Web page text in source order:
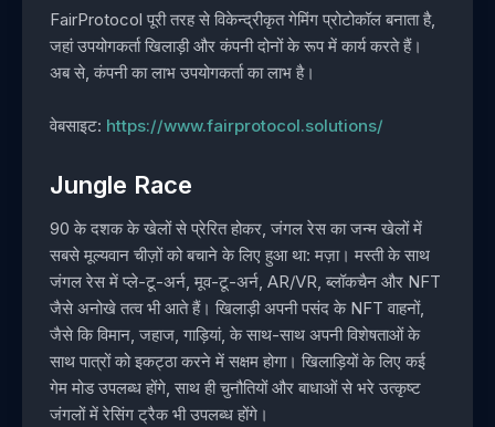
FairProtocol पूरी तरह से विकेन्द्रीकृत गेमिंग प्रोटोकॉल बनाता है,
जहां उपयोगकर्ता खिलाड़ी और कंपनी दोनों के रूप में कार्य करते हैं।
अब से, कंपनी का लाभ उपयोगकर्ता का लाभ है।
वेबसाइट: https://www.fairprotocol.solutions/
Jungle Race
90 के दशक के खेलों से प्रेरित होकर, जंगल रेस का जन्म खेलों में
सबसे मूल्यवान चीज़ों को बचाने के लिए हुआ था: मज़ा। मस्ती के साथ
जंगल रेस में प्ले-टू-अर्न, मूव-टू-अर्न, AR/VR, ब्लॉकचैन और NFT
जैसे अनोखे तत्व भी आते हैं। खिलाड़ी अपनी पसंद के NFT वाहनों,
जैसे कि विमान, जहाज, गाड़ियां, के साथ-साथ अपनी विशेषताओं के
साथ पात्रों को इकट्ठा करने में सक्षम होगा। खिलाड़ियों के लिए कई
गेम मोड उपलब्ध होंगे, साथ ही चुनौतियों और बाधाओं से भरे उत्कृष्ट
जंगलों में रेसिंग ट्रैक भी उपलब्ध होंगे।